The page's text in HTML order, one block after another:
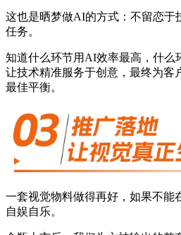
这也是晒梦做AI的方式：不留恋于
任务。
知道什么环节用AI效率最高，什么
让技术精准服务于创意，最终为客
最佳平衡。
一套视觉物料做得再好，如果不能
自娱自乐。